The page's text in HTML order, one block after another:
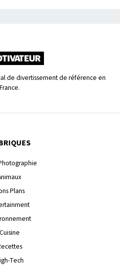
de divertissement de référence en
France.
Plans
Cuisine
Tech